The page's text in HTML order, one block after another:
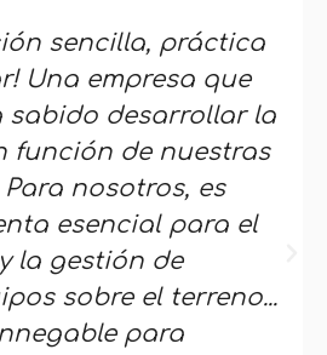
sencilla, práctica
Una empresa que
sabido desarrollar la
función de nuestras
nosotros, es
esencial para el
la gestión de
sobre el terreno...
para